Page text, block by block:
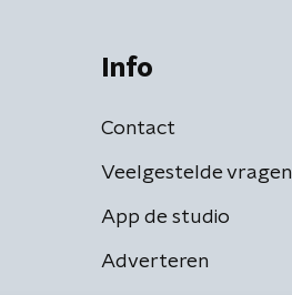
Info
Contact
Veelgestelde vragen
App de studio
Adverteren